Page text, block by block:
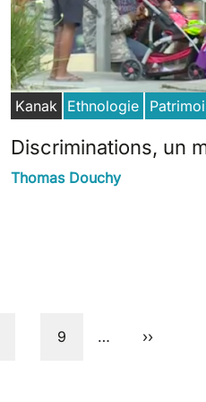
Kanak Ethnologie
Discriminations, un
Thomas Douchy
Page
9 … Next page
››